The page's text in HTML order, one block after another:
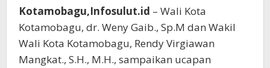
Kotamobagu,Infosulut.id – Wali Kota
Kotamobagu, dr. Weny Gaib., Sp.M dan Wakil
Wali Kota Kotamobagu, Rendy Virgiawan
Mangkat., S.H., M.H., sampaikan ucapan